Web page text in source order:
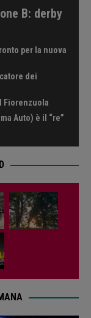
B: derby
per la nuova
dei
Fiorenzuola
Auto) è il “re”